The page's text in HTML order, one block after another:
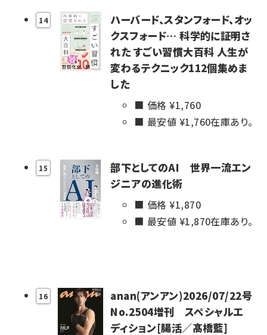
14
ハーバード、スタンフォード、オッ
クスフォード… 科学的に証明さ
れた すごい習慣大百科 人生が
変わるテクニック112個集めま
した
価格 ¥1,760
最安値 ¥1,760在庫あり。
15
部下としてのAI 世界一流エン
ジニアの進化術
価格 ¥1,870
最安値 ¥1,870在庫あり。
16
anan(アンアン)2026/07/22号
No.2504増刊 スペシャルエ
ディション[腸活／髙橋藍]